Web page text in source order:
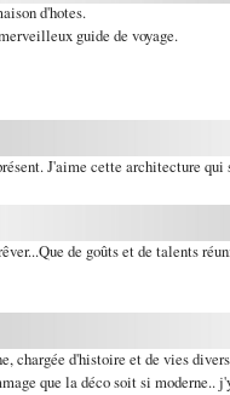
d'hotes.
guide de voyage.
J'aime cette architecture qui
de goûts et de talents
chargée d'histoire et de vies
que la déco soit si moderne..